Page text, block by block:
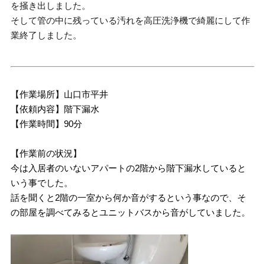
を掻き出しました。
そして管の中に残っている汚れを高圧洗浄機で綺麗にして作
業終了しました。
【作業場所】山口市平井
【依頼内容】階下漏水
【作業時間】90分
【作業前の状況】
今は入居者のいないアパートの2階から階下漏水していると
いう事でした。
話を聞くと2階の一室から何か音がするという事なので、そ
の部屋を調べてみるとユニットバスから音がしていました。